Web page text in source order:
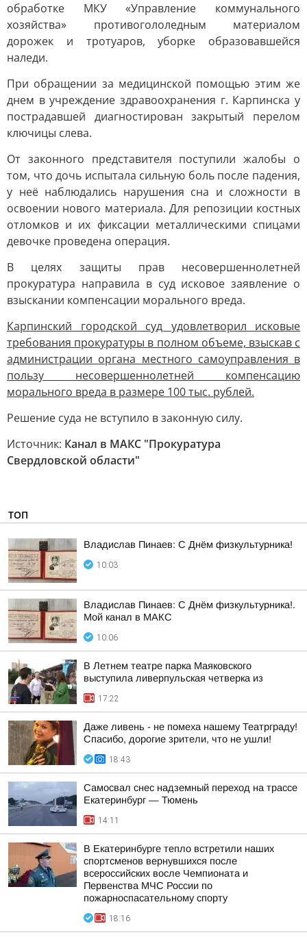
обработке МКУ «Управление коммунального
хозяйства» противогололедным материалом
дорожек и тротуаров, уборке образовавшейся
наледи.
При обращении за медицинской помощью этим же
днем в учреждение здравоохранения г. Карпинска у
пострадавшей диагностирован закрытый перелом
ключицы слева.
От законного представителя поступили жалобы о
том, что дочь испытала сильную боль после падения,
у неё наблюдались нарушения сна и сложности в
освоении нового материала. Для репозиции костных
отломков и их фиксации металлическими спицами
девочке проведена операция.
В целях защиты прав несовершеннолетней
прокуратура направила в суд исковое заявление о
взыскании компенсации морального вреда.
Карпинский городской суд удовлетворил исковые
требования прокуратуры в полном объеме, взыскав с
администрации органа местного самоуправления в
пользу несовершеннолетней компенсацию
морального вреда в размере 100 тыс. рублей.
Решение суда не вступило в законную силу.
Источник: Канал в МАКС "Прокуратура
Свердловской области"
ТОП
Владислав Пинаев: С Днём физкультурника!
10:03
Владислав Пинаев: С Днём физкультурника!.
Мой канал в МАКС
10:06
В Летнем театре парка Маяковского
выступила ливерпульская четверка из
17:22
Даже ливень - не помеха нашему Театрграду!
Спасибо, дорогие зрители, что не ушли!
18:43
Самосвал снес надземный переход на трассе
Екатеринбург — Тюмень
14:11
В Екатеринбурге тепло встретили наших
спортсменов вернувшихся после
всероссийских восле Чемпионата и
Первенства МЧС России по
пожарноспасательному спорту
18:16